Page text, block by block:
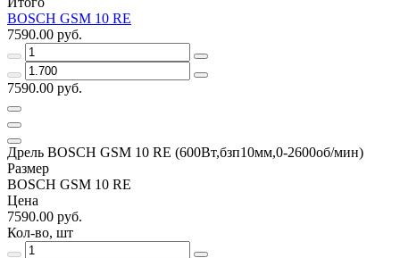
BOSCH GSM 10 RE
7590.00 руб.
7590.00 руб.
Дрель BOSCH GSM 10 RE (600Вт,бзп10мм,0-2600об/мин)
Размер
BOSCH GSM 10 RE
Цена
7590.00 руб.
Кол-во, шт